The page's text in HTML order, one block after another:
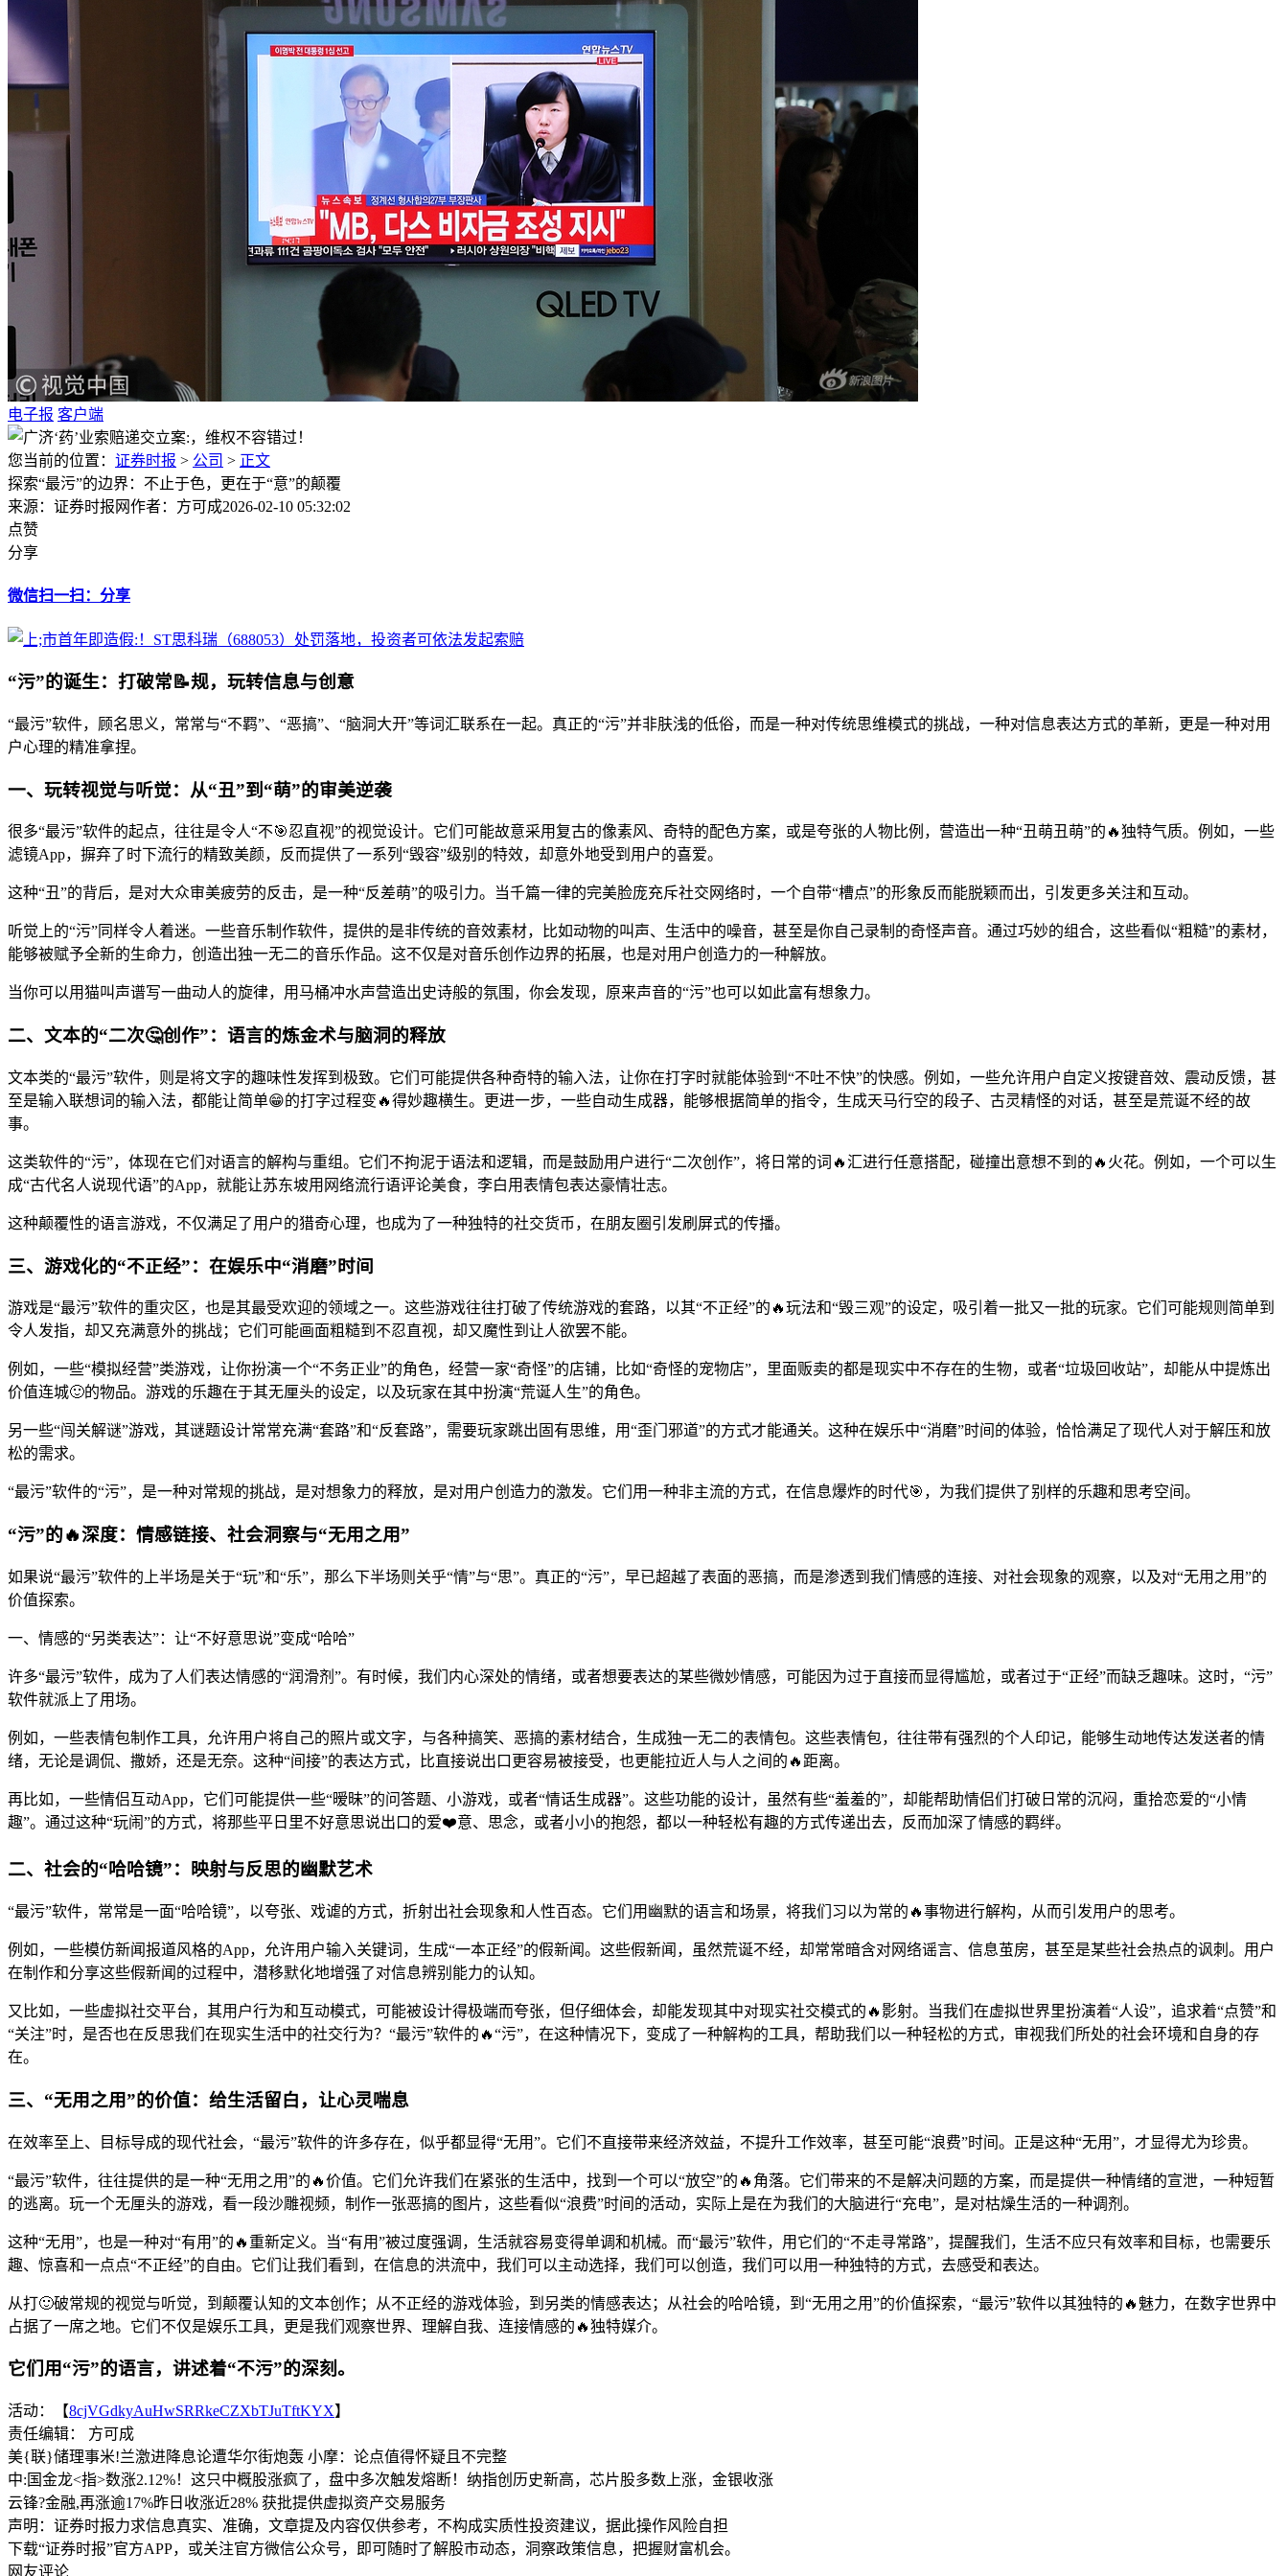
电子报 客户端
您当前的位置： 证券时报 > 公司 > 正文
探索“最污”的边界：不止于色，更在于“意”的颠覆
来源：证券时报网作者：方可成2026-02-10 05:32:02
点赞
分享
微信扫一扫：分享
“污”的诞生：打破常📝规，玩转信息与创意
“最污”软件，顾名思义，常常与“不羁”、“恶搞”、“脑洞大开”等词汇联系在一起。真正的“污”并非肤浅的低俗，而是一种对传统思维模式的挑战，一种对信息表达方式的革新，更是一种对用
户心理的精准拿捏。
一、玩转视觉与听觉：从“丑”到“萌”的审美逆袭
很多“最污”软件的起点，往往是令人“不🎯忍直视”的视觉设计。它们可能故意采用复古的像素风、奇特的配色方案，或是夸张的人物比例，营造出一种“丑萌丑萌”的🔥独特气质。例如，一些
滤镜App，摒弃了时下流行的精致美颜，反而提供了一系列“毁容”级别的特效，却意外地受到用户的喜爱。
这种“丑”的背后，是对大众审美疲劳的反击，是一种“反差萌”的吸引力。当千篇一律的完美脸庞充斥社交网络时，一个自带“槽点”的形象反而能脱颖而出，引发更多关注和互动。
听觉上的“污”同样令人着迷。一些音乐制作软件，提供的是非传统的音效素材，比如动物的叫声、生活中的噪音，甚至是你自己录制的奇怪声音。通过巧妙的组合，这些看似“粗糙”的素材，
能够被赋予全新的生命力，创造出独一无二的音乐作品。这不仅是对音乐创作边界的拓展，也是对用户创造力的一种解放。
当你可以用猫叫声谱写一曲动人的旋律，用马桶冲水声营造出史诗般的氛围，你会发现，原来声音的“污”也可以如此富有想象力。
二、文本的“二次🤔创作”：语言的炼金术与脑洞的释放
文本类的“最污”软件，则是将文字的趣味性发挥到极致。它们可能提供各种奇特的输入法，让你在打字时就能体验到“不吐不快”的快感。例如，一些允许用户自定义按键音效、震动反馈，甚
至是输入联想词的输入法，都能让简单😁的打字过程变🔥得妙趣横生。更进一步，一些自动生成器，能够根据简单的指令，生成天马行空的段子、古灵精怪的对话，甚至是荒诞不经的故
事。
这类软件的“污”，体现在它们对语言的解构与重组。它们不拘泥于语法和逻辑，而是鼓励用户进行“二次创作”，将日常的词🔥汇进行任意搭配，碰撞出意想不到的🔥火花。例如，一个可以生
成“古代名人说现代语”的App，就能让苏东坡用网络流行语评论美食，李白用表情包表达豪情壮志。
这种颠覆性的语言游戏，不仅满足了用户的猎奇心理，也成为了一种独特的社交货币，在朋友圈引发刷屏式的传播。
三、游戏化的“不正经”：在娱乐中“消磨”时间
游戏是“最污”软件的重灾区，也是其最受欢迎的领域之一。这些游戏往往打破了传统游戏的套路，以其“不正经”的🔥玩法和“毁三观”的设定，吸引着一批又一批的玩家。它们可能规则简单到
令人发指，却又充满意外的挑战；它们可能画面粗糙到不忍直视，却又魔性到让人欲罢不能。
例如，一些“模拟经营”类游戏，让你扮演一个“不务正业”的角色，经营一家“奇怪”的店铺，比如“奇怪的宠物店”，里面贩卖的都是现实中不存在的生物，或者“垃圾回收站”，却能从中提炼出
价值连城🙂的物品。游戏的乐趣在于其无厘头的设定，以及玩家在其中扮演“荒诞人生”的角色。
另一些“闯关解谜”游戏，其谜题设计常常充满“套路”和“反套路”，需要玩家跳出固有思维，用“歪门邪道”的方式才能通关。这种在娱乐中“消磨”时间的体验，恰恰满足了现代人对于解压和放
松的需求。
“最污”软件的“污”，是一种对常规的挑战，是对想象力的释放，是对用户创造力的激发。它们用一种非主流的方式，在信息爆炸的时代🎯，为我们提供了别样的乐趣和思考空间。
“污”的🔥深度：情感链接、社会洞察与“无用之用”
如果说“最污”软件的上半场是关于“玩”和“乐”，那么下半场则关乎“情”与“思”。真正的“污”，早已超越了表面的恶搞，而是渗透到我们情感的连接、对社会现象的观察，以及对“无用之用”的
价值探索。
一、情感的“另类表达”：让“不好意思说”变成“哈哈”
许多“最污”软件，成为了人们表达情感的“润滑剂”。有时候，我们内心深处的情绪，或者想要表达的某些微妙情感，可能因为过于直接而显得尴尬，或者过于“正经”而缺乏趣味。这时，“污”
软件就派上了用场。
例如，一些表情包制作工具，允许用户将自己的照片或文字，与各种搞笑、恶搞的素材结合，生成独一无二的表情包。这些表情包，往往带有强烈的个人印记，能够生动地传达发送者的情
绪，无论是调侃、撒娇，还是无奈。这种“间接”的表达方式，比直接说出口更容易被接受，也更能拉近人与人之间的🔥距离。
再比如，一些情侣互动App，它们可能提供一些“暧昧”的问答题、小游戏，或者“情话生成器”。这些功能的设计，虽然有些“羞羞的”，却能帮助情侣们打破日常的沉闷，重拾恋爱的“小情
趣”。通过这种“玩闹”的方式，将那些平日里不好意思说出口的爱❤️意、思念，或者小小的抱怨，都以一种轻松有趣的方式传递出去，反而加深了情感的羁绊。
二、社会的“哈哈镜”：映射与反思的幽默艺术
“最污”软件，常常是一面“哈哈镜”，以夸张、戏谑的方式，折射出社会现象和人性百态。它们用幽默的语言和场景，将我们习以为常的🔥事物进行解构，从而引发用户的思考。
例如，一些模仿新闻报道风格的App，允许用户输入关键词，生成“一本正经”的假新闻。这些假新闻，虽然荒诞不经，却常常暗含对网络谣言、信息茧房，甚至是某些社会热点的讽刺。用户
在制作和分享这些假新闻的过程中，潜移默化地增强了对信息辨别能力的认知。
又比如，一些虚拟社交平台，其用户行为和互动模式，可能被设计得极端而夸张，但仔细体会，却能发现其中对现实社交模式的🔥影射。当我们在虚拟世界里扮演着“人设”，追求着“点赞”和
“关注”时，是否也在反思我们在现实生活中的社交行为？“最污”软件的🔥“污”，在这种情况下，变成了一种解构的工具，帮助我们以一种轻松的方式，审视我们所处的社会环境和自身的存
在。
三、“无用之用”的价值：给生活留白，让心灵喘息
在效率至上、目标导成的现代社会，“最污”软件的许多存在，似乎都显得“无用”。它们不直接带来经济效益，不提升工作效率，甚至可能“浪费”时间。正是这种“无用”，才显得尤为珍贵。
“最污”软件，往往提供的是一种“无用之用”的🔥价值。它们允许我们在紧张的生活中，找到一个可以“放空”的🔥角落。它们带来的不是解决问题的方案，而是提供一种情绪的宣泄，一种短暂
的逃离。玩一个无厘头的游戏，看一段沙雕视频，制作一张恶搞的图片，这些看似“浪费”时间的活动，实际上是在为我们的大脑进行“充电”，是对枯燥生活的一种调剂。
这种“无用”，也是一种对“有用”的🔥重新定义。当“有用”被过度强调，生活就容易变得单调和机械。而“最污”软件，用它们的“不走寻常路”，提醒我们，生活不应只有效率和目标，也需要乐
趣、惊喜和一点点“不正经”的自由。它们让我们看到，在信息的洪流中，我们可以主动选择，我们可以创造，我们可以用一种独特的方式，去感受和表达。
从打🙂破常规的视觉与听觉，到颠覆认知的文本创作；从不正经的游戏体验，到另类的情感表达；从社会的哈哈镜，到“无用之用”的价值探索，“最污”软件以其独特的🔥魅力，在数字世界中
占据了一席之地。它们不仅是娱乐工具，更是我们观察世界、理解自我、连接情感的🔥独特媒介。
它们用“污”的语言，讲述着“不污”的深刻。
活动：【8cjVGdkyAuHwSRRkeCZXbTJuTftKYX】
责任编辑： 方可成
美{联}储理事米!兰激进降息论遭华尔街炮轰 小摩：论点值得怀疑且不完整
中:国金龙<指>数涨2.12%！这只中概股涨疯了，盘中多次触发熔断！纳指创历史新高，芯片股多数上涨，金银收涨
云锋?金融,再涨逾17%昨日收涨近28% 获批提供虚拟资产交易服务
声明：证券时报力求信息真实、准确，文章提及内容仅供参考，不构成实质性投资建议，据此操作风险自担
下载“证券时报”官方APP，或关注官方微信公众号，即可随时了解股市动态，洞察政策信息，把握财富机会。
网友评论